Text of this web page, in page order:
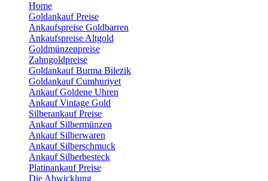
Home
Goldankauf Preise
Ankaufspreise Goldbarren
Ankaufspreise Altgold
Goldmünzenpreise
Zahngoldpreise
Goldankauf Burma Bilezik
Goldankauf Cumhuriyet
Ankauf Goldene Uhren
Ankauf Vintage Gold
Silberankauf Preise
Ankauf Silbermünzen
Ankauf Silberwaren
Ankauf Silberschmuck
Ankauf Silberbesteck
Platinankauf Preise
Die Abwicklung